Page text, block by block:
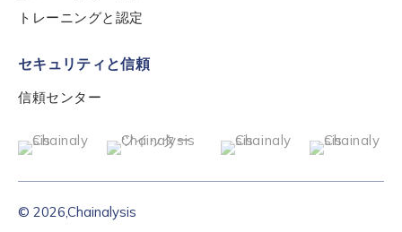
トレーニングと認定
セキュリティと信頼
信頼センター
© 2026,Chainalysis